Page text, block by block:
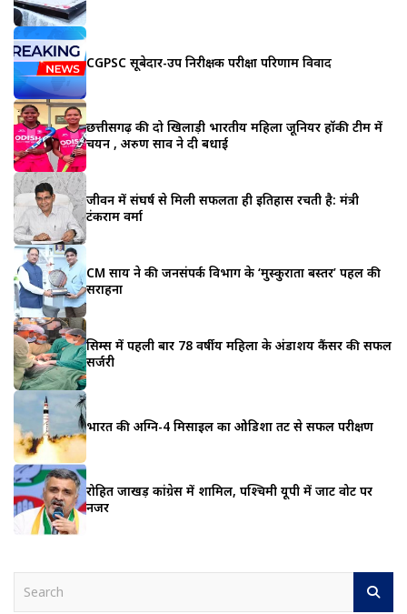
CGPSC सूबेदार-उप निरीक्षक परीक्षा परिणाम विवाद
छत्तीसगढ़ की दो खिलाड़ी भारतीय महिला जूनियर हॉकी टीम में
चयन , अरुण साव ने दी बधाई
जीवन में संघर्ष से मिली सफलता ही इतिहास रचती है: मंत्री
टंकराम वर्मा
CM साय ने की जनसंपर्क विभाग के ‘मुस्कुराता बस्तर’ पहल की
सराहना
सिम्स में पहली बार 78 वर्षीय महिला के अंडाशय कैंसर की सफल
सर्जरी
भारत की अग्नि-4 मिसाइल का ओडिशा तट से सफल परीक्षण
रोहित जाखड़ कांग्रेस में शामिल, पश्चिमी यूपी में जाट वोट पर
नजर